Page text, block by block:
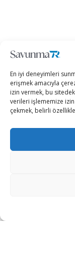
En iyi deneyimleri
erişmek amacıyla
izin vermek, bu
verileri işlememize
çekmek, belirli
2026 © Savunma TR.
Savunma Sanayii